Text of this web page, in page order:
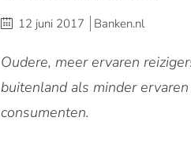
12 juni 2017 Banken.nl
Oudere, meer ervaren
buitenland als minder
consumenten.